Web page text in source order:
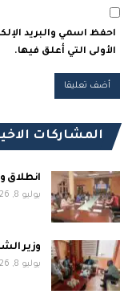
احفظ اسمي والبريد
الأولى التي أعلق فيها.
المشاركات
انطلاق
يوليو 8, 2026
وزير
يوليو 8, 2026